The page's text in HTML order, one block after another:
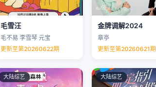
毛雪汪
毛不易 李雪琴 元宝
更新至第20260622期
金牌调解2024
章亭
更新至第20260621期
大陆综艺 大陆综艺